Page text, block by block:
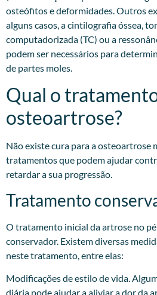
osteófitos e deformidades. Outros
alguns casos, a cintilografia óssea,
computadorizada (TC) ou a
podem ser necessários para
de partes moles.
Qual o
osteoartrose?
Não existe cura para a osteoartrose
tratamentos que podem ajudar
retardar a sua progressão.
Tratamento
O tratamento inicial da artrose no
conservador. Existem diversas
neste tratamento, entre elas:
Modificações de estilo de vida.
diária pode ajudar a aliviar a dor da